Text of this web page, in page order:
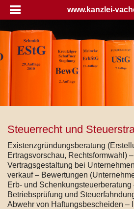
www.kanzlei-
Steuerrecht und
Existenzgründungsberatung
Ertragsvorschau, Rechtsformwahl)
Vertragsgestaltung bei
verkauf – Bewertungen
Erb- und
Betriebsprüfung und
Abwehr von Haftungsbescheiden –